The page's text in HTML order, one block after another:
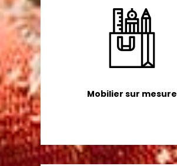
Mobilier sur mesure